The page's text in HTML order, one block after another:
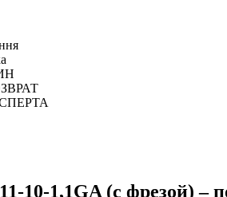
10-1,1GA (с фрезой) –